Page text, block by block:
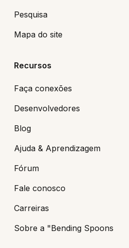
Pesquisa
Mapa do site
Recursos
Faça conexões
Desenvolvedores
Blog
Ajuda & Aprendizagem
Fórum
Fale conosco
Carreiras
Sobre a "Bending Spoons